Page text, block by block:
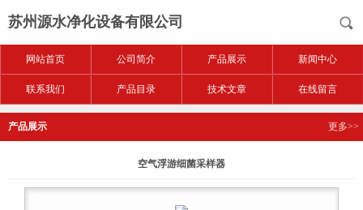
苏州源水净化设备有限公司
网站首页 公司简介 产品展示 新闻中心
联系我们 产品目录 技术文章 在线留言
产品展示 更多>>
空气浮游细菌采样器